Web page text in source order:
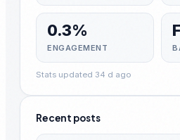
0.3%
ENGAGEMENT
Stats updated 34 d ago
Recent posts